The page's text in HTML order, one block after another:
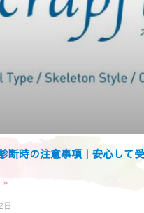
断時の注意事項｜安心して
»